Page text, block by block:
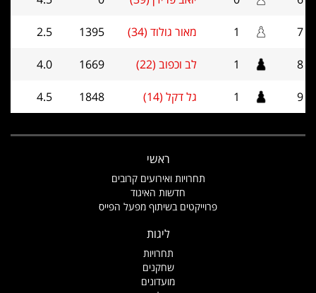
7
1 מאור גולוד (34) 1395
2.5
8
1 לב וכפוב (22) 1669
4.0
9
1 גל דקל (14) 1848
4.5
ראשי
תחרויות ואירועים קרובים
חדשות האיגוד
פרוייקטים בשיתוף מפעל הפייס
ליגות
תחרויות
שחקנים
מועדונים